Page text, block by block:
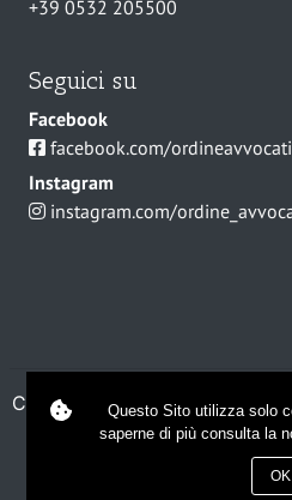
+39 0532 205500
Seguici su
Facebook
facebook.com/
Instagram
instagram.com/
C.F. 80016110381/COOKIE
DICHIARAZIONE DI
Questo Sito utilizza solo
saperne di più consulta la
OK